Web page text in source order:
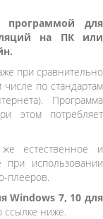
программой для
на ПКили
при сравнительно
по стандартам
Программа
этом потребляет
естественное и
использовании
плееров.
Windows 7, 10 для
ссылке ниже.